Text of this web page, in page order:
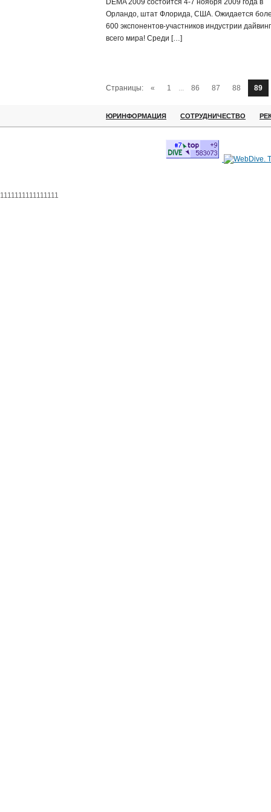
DEMA 2009 состоится 4-7 ноября 2009 года в
Орландо, штат Флорида, США. Ожидается
600 экспонентов-участников индустрии
всего мира! Среди […]
Страницы: « 1 ... 86 87 88 89
ЮРИНФОРМАЦИЯ СОТРУДНИЧЕСТВО
1111111111111111